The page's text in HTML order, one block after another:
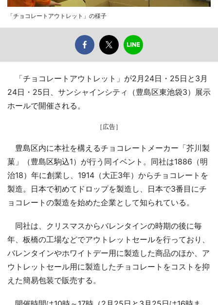
「チョコレートアウトレット」の様子
「チョコレートアウトレット」が2月24日・25日と3月
24日・25日、サンシャインシティ（豊島区東池袋3）展示
ホールで開催される。
［広告］
豊島区内に本社を構えるチョコレートメーカー「芥川製
菓」（豊島区駒込1）が行う同イベント。同社は1886（明
治18）年に創業し、1914（大正3年）からチョコレートを
製造。日本で初めてドロップを製造し、日本で3番目にチ
ョコレートの製造を始めた企業として知られている。
同社は、クリスマスからバレンタインの時期の後に毎
年、板橋の工場などでアウトレットセールを行っており、
バレンタインやホワイトデー用に製造した商品のほか、ア
ウトレットセール用に製造したチョコレートをコストを抑
えた簡易包装で販売する。